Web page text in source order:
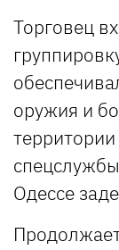
Торговец
оружия и
Одессе